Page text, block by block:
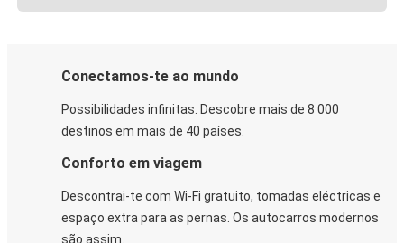
Conectamos-te ao mundo
Possibilidades infinitas. Descobre mais de 8 000
destinos em mais de 40 países.
Conforto em viagem
Descontrai-te com Wi-Fi gratuito, tomadas eléctricas e
espaço extra para as pernas. Os autocarros modernos
são assim.